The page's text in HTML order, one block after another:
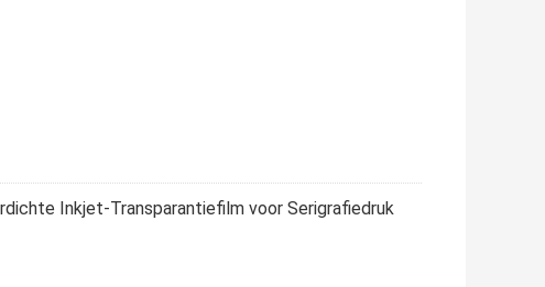
Inkjet-Transparantiefilm voor Serigrafiedruk